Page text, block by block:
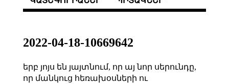
2022-04-18-10669642
երբ յոյս են յայտնում, որ այ նոր սերունդը,
որ մանկուց հեռախօսների ու